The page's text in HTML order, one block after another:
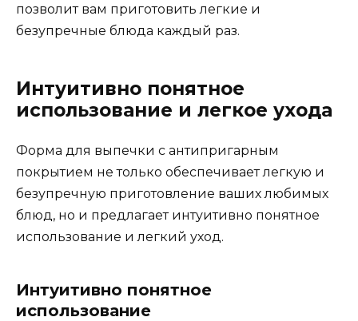
позволит вам приготовить легкие и
безупречные блюда каждый раз.
Интуитивно понятное
использование и легкое ухода
Форма для выпечки с антипригарным
покрытием не только обеспечивает легкую и
безупречную приготовление ваших любимых
блюд, но и предлагает интуитивно понятное
использование и легкий уход.
Интуитивно понятное
использование